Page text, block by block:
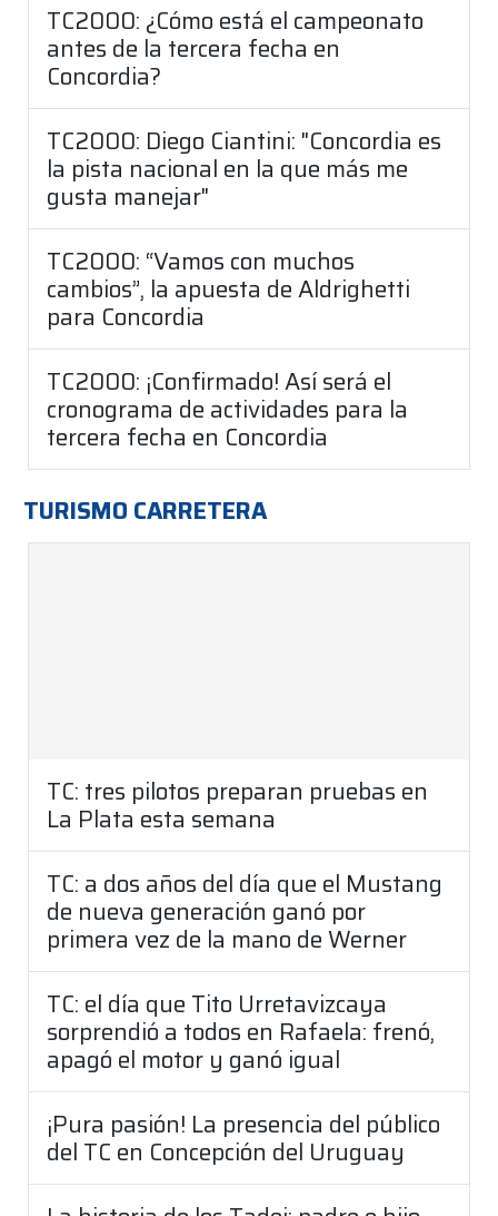
TC2000: ¿Cómo está el campeonato
antes de la tercera fecha en
Concordia?
TC2000: Diego Ciantini: "Concordia es
la pista nacional en la que más me
gusta manejar"
TC2000: “Vamos con muchos
cambios”, la apuesta de Aldrighetti
para Concordia
TC2000: ¡Confirmado! Así será el
cronograma de actividades para la
tercera fecha en Concordia
TURISMO CARRETERA
TC: tres pilotos preparan pruebas en
La Plata esta semana
TC: a dos años del día que el Mustang
de nueva generación ganó por
primera vez de la mano de Werner
TC: el día que Tito Urretavizcaya
sorprendió a todos en Rafaela: frenó,
apagó el motor y ganó igual
¡Pura pasión! La presencia del público
del TC en Concepción del Uruguay